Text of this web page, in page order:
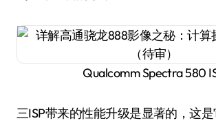
Qualcomm Spectra 580
三ISP带来的性能升级是显著的，这